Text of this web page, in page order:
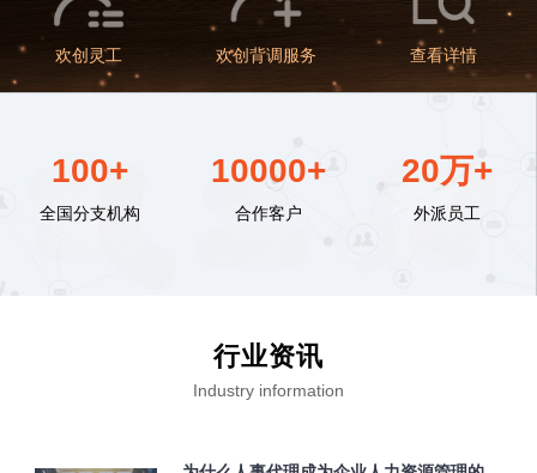
欢创灵工 欢创背调服务 查看详情
100+
全国分支机构
10000+
合作客户
20万+
外派员工
行业资讯
Industry information